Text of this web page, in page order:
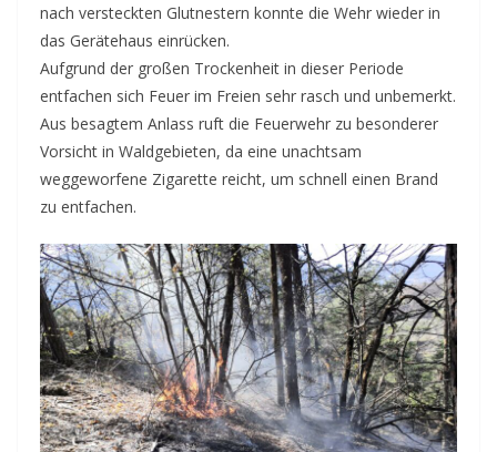
nach versteckten Glutnestern konnte die Wehr wieder in
das Gerätehaus einrücken.
Aufgrund der großen Trockenheit in dieser Periode
entfachen sich Feuer im Freien sehr rasch und unbemerkt.
Aus besagtem Anlass ruft die Feuerwehr zu besonderer
Vorsicht in Waldgebieten, da eine unachtsam
weggeworfene Zigarette reicht, um schnell einen Brand
zu entfachen.